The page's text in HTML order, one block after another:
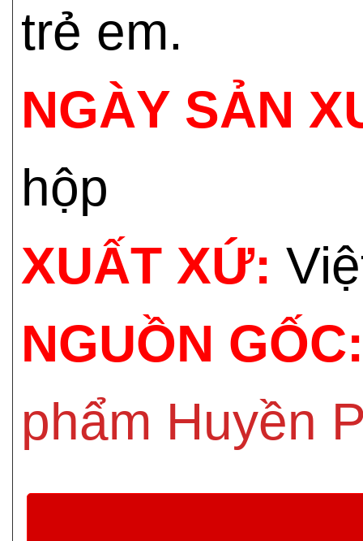
trẻ em.
NGÀY SẢN
hộp
XUẤT XỨ:
NGUỒN GỐC:
phẩm Huyền